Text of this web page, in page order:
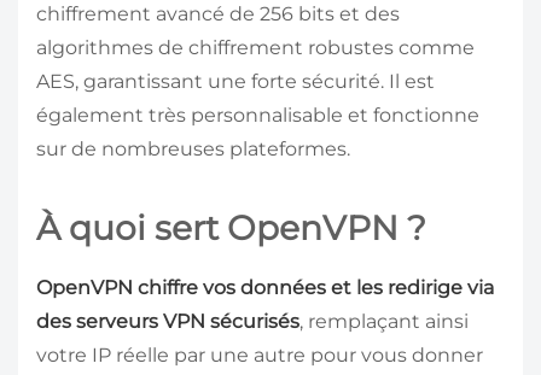
chiffrement avancé de 256 bits et des
algorithmes de chiffrement robustes comme
AES, garantissant une forte sécurité. Il est
également très personnalisable et fonctionne
sur de nombreuses plateformes.
À quoi sert OpenVPN ?
OpenVPN chiffre vos données et les redirige via
des serveurs VPN sécurisés, remplaçant ainsi
votre IP réelle par une autre pour vous donner